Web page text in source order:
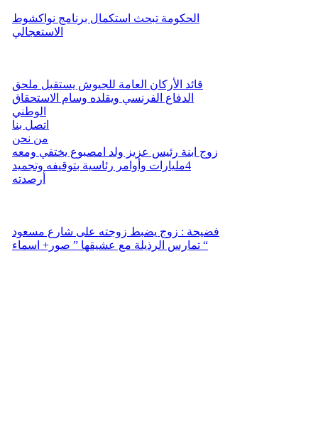
الحكومة تبحث استكمال برنامج نواكشوط
الاستعجالي
قائد الأركان العامة للجيوش يستقبل ملحق
الدفاع الفرنسي ويقلده وسام الاستحقاق
الوطني
اتصل بنا
من نحن
زوج ابنة رئيس عزيز ولد امصبوع يختفي ومعه
4مليارات وأوامر رئاسية بتوقيفه وتجميد
أرصدته
فضيحة : زوج يضبط زوجته على شارع مسعود
تمارس الرذيلة مع عشيقها ” صور+ اسماء “